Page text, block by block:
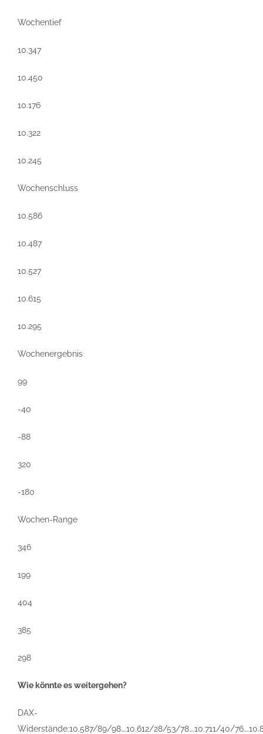
Wochentief
10.347
10.450
10.176
10.322
10.245
Wochenschluss
10.586
10.487
10.527
10.615
10.295
Wochenergebnis
99
-40
-88
320
-180
Wochen-Range
346
199
404
385
298
Wie könnte es weitergehen?
DAX-
Widerstände:10.587/89/98….10.612/28/53/78….10.711/40/